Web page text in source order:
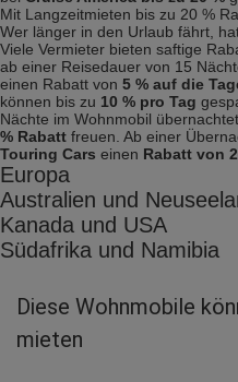
Mit Langzeitmieten bis zu 20 %
Wer länger in den Urlaub fährt,
Viele Vermieter bieten saftige
ab einer Reisedauer von 15
einen Rabatt von 5 % auf die
können bis zu 10 % pro Tag
Nächte im Wohnmobil
% Rabatt freuen. Ab einer
Touring Cars einen Rabatt von
Europa
Australien und
Kanada und USA
Südafrika und Namibia
Diese Wohnmobile
mieten